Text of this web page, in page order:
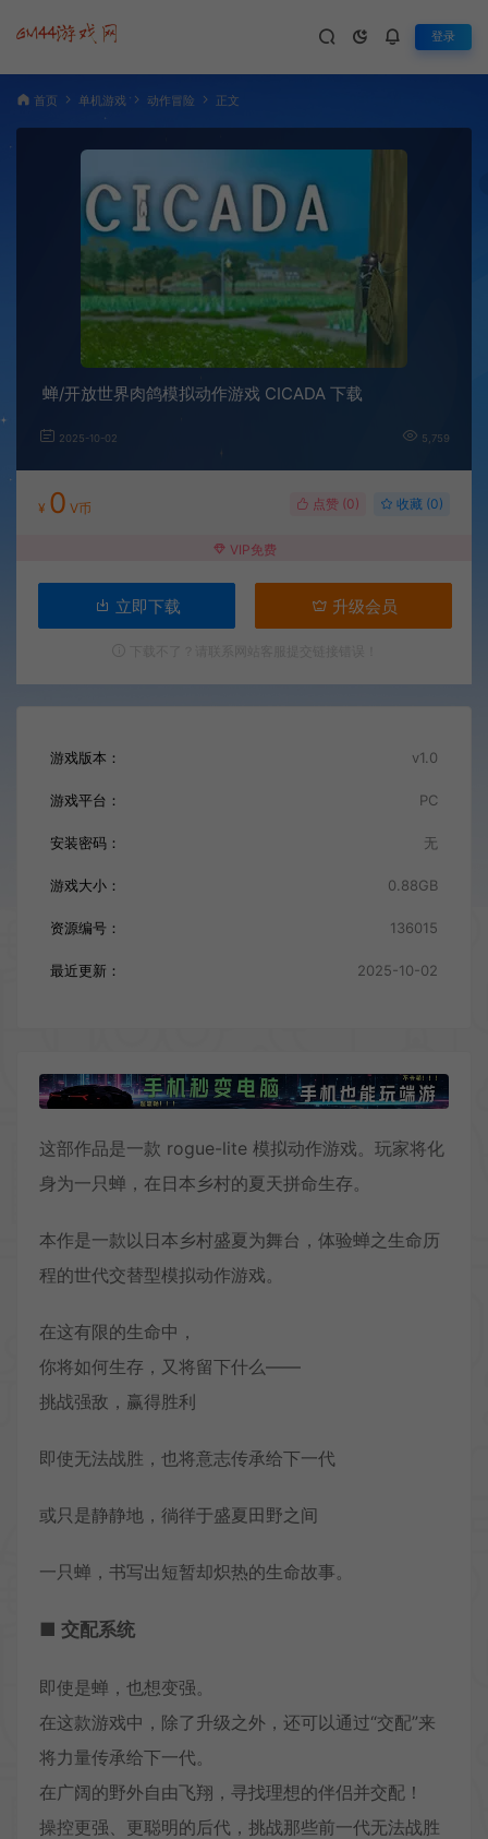
登录
首页 单机游戏 动作冒险 正文
蝉/开放世界肉鸽模拟动作游戏 CICADA 下载
2025-10-02 5,759
¥ 0 V币 点赞 (0) 收藏 (0)
VIP免费
立即下载 升级会员
游戏版本： v1.0
游戏平台： PC
安装密码： 无
游戏大小： 0.88GB
资源编号： 136015
最近更新： 2025-10-02
这部作品是一款 rogue-lite 模拟动作游戏。玩家将化
身为一只蝉，在日本乡村的夏天拼命生存。
本作是一款以日本乡村盛夏为舞台，体验蝉之生命历
程的世代交替型模拟动作游戏。
在这有限的生命中，
你将如何生存，又将留下什么——
挑战强敌，赢得胜利
即使无法战胜，也将意志传承给下一代
或只是静静地，徜徉于盛夏田野之间
一只蝉，书写出短暂却炽热的生命故事。
■ 交配系统
即使是蝉，也想变强。
在这款游戏中，除了升级之外，还可以通过“交配”来
将力量传承给下一代。
在广阔的野外自由飞翔，寻找理想的伴侣并交配！
操控更强、更聪明的后代，挑战那些前一代无法战胜